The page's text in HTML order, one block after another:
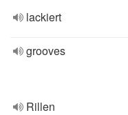
lackiert
grooves
Rillen